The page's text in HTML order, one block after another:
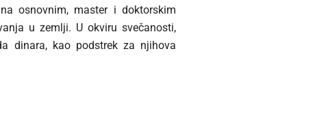
osnovnim, master i doktorskim
u zemlji. U okviru svečanosti,
dinara, kao podstrek za njihova